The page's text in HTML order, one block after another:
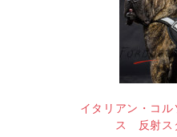
イタリアン・コ
ス 反射ス